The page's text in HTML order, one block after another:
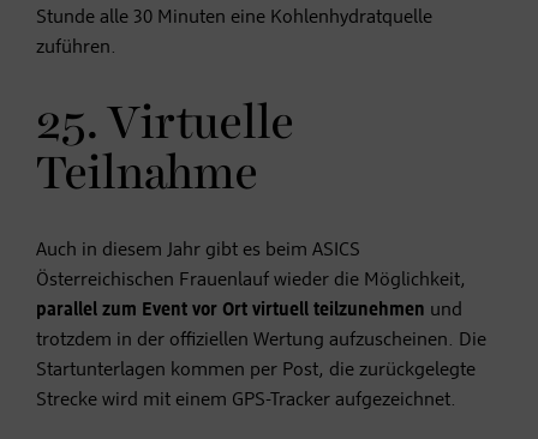
Stunde alle 30 Minuten eine Kohlenhydratquelle
zuführen.
25. Virtuelle
Teilnahme
Auch in diesem Jahr gibt es beim ASICS
Österreichischen Frauenlauf wieder die Möglichkeit,
parallel zum Event vor Ort virtuell teilzunehmen und
trotzdem in der offiziellen Wertung aufzuscheinen. Die
Startunterlagen kommen per Post, die zurückgelegte
Strecke wird mit einem GPS-Tracker aufgezeichnet.